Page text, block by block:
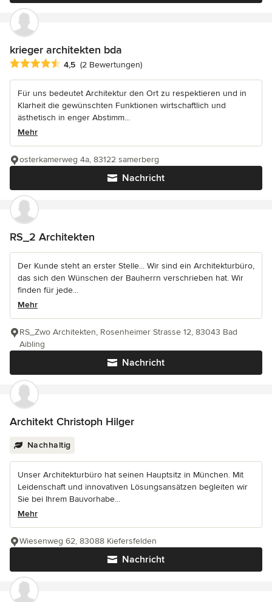
krieger architekten bda
Durchschnittliche Bewertung: 4.5 von 5 Sternen
4,5 (2 Bewertungen)
Für uns bedeutet Architektur den Ort zu respektieren und in
Klarheit die gewünschten Funktionen wirtschaftlich und
ästhetisch in enger Abstimm...
Mehr
Nachricht
osterkamerweg 4a, 83122 samerberg
RS_2 Architekten
Der Kunde steht an erster Stelle... Wir sind ein Architekturbüro,
das sich den Wünschen der Bauherrn verschrieben hat. Wir
finden für jede...
Mehr
Nachricht
RS_Zwo Architekten, Rosenheimer Strasse 12, 83043 Bad
Aibling
Architekt Christoph Hilger
Nachhaltig
Unser Architekturbüro hat seinen Hauptsitz in München. Mit
Leidenschaft und innovativen Lösungsansätzen begleiten wir
Sie bei Ihrem Bauvorhabe...
Mehr
Nachricht
Wiesenweg 62, 83088 Kiefersfelden